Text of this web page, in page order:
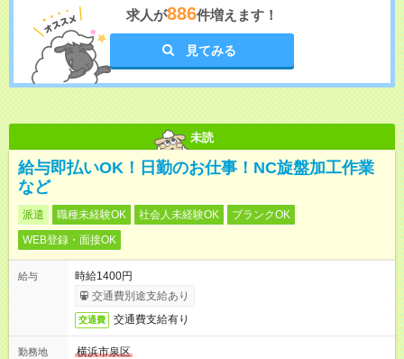
求人が886件増えます！
見てみる
未読
給与即払いOK！日勤のお仕事！NC旋盤加工作業
など
派遣 職種未経験OK 社会人未経験OK
ブランクOK
WEB登録・面接OK
給与
時給1400円
交通費別途支給あり
交通費 交通費支給有り
勤務地
横浜市泉区